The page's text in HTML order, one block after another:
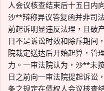
人会议核查结束后十五日内
沙**辩称异议答复函并非司
前起诉明显违反法理，且破
日不是诉讼时效和除斥期间
院裁定送达后开始起算，管
力。一审法院认为，沙**未
日之前向一审法院提起诉讼
条之规定在债权人会议核查